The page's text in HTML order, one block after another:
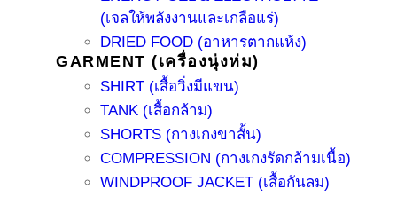
(เจลให้พลังงานและเกลือแร่)
DRIED FOOD (อาหารตากแห้ง)
GARMENT (เครื่องนุ่งห่ม)
SHIRT (เสื้อวิ่งมีแขน)
TANK (เสื้อกล้าม)
SHORTS (กางเกงขาสั้น)
COMPRESSION (กางเกงรัดกล้ามเนื้อ)
WINDPROOF JACKET (เสื้อกันลม)